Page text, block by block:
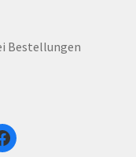
Bestellungen